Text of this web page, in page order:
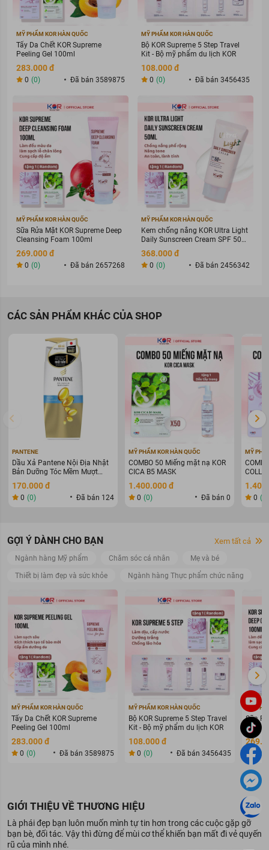
MỸ PHẨM KOR HÀN QUỐC
Tẩy Da Chết KOR Supreme
Peeling Gel 100ml
283.000 đ
0 (0) Đã bán 3589875
MỸ PHẨM KOR HÀN QUỐC
Bộ KOR Supreme 5 Step Travel
Kit - Bộ mỹ phẩm du lịch KOR
108.000 đ
0 (0) Đã bán 3456435
MỸ PHẨM KOR HÀN QUỐC
Sữa Rửa Mặt KOR Supreme Deep
Cleansing Foam 100ml
269.000 đ
0 (0) Đã bán 2657268
MỸ PHẨM KOR HÀN QUỐC
Kem chống nắng KOR Ultra Light
Daily Sunscreen Cream SPF 50+
PA ++++
368.000 đ
0 (0) Đã bán 2456342
CÁC SẢN PHẨM KHÁC CỦA SHOP
PANTENE
Dầu Xả Pantene Nội Địa Nhật
Bản Dưỡng Tóc Mềm Mượt
170.000 đ
0 (0) Đã bán 124
MỸ PHẨM KOR HÀN QUỐC
COMBO 50 Miếng mặt nạ KOR
CICA B5 MASK
1.400.000 đ
0 (0) Đã bán 0
MỸ
0 (0)
GỢI Ý DÀNH CHO BẠN
Ngành hàng Mỹ phẩm Chăm sóc cá nhân Mẹ và bé
Thiết bị làm đẹp và sức khỏe Ngành hàng Thực phẩm chức năng
Xem tất cả
MỸ PHẨM KOR HÀN QUỐC
Tẩy Da Chết KOR Supreme
Peeling Gel 100ml
283.000 đ
0 (0) Đã bán 3589875
MỸ PHẨM KOR HÀN QUỐC
Bộ KOR Supreme 5 Step Travel
Kit - Bộ mỹ phẩm du lịch KOR
108.000 đ
0 (0) Đã bán 3456435
MỸ
Sữa
Deep
0 (0)
GIỚI THIỆU VỀ THƯƠNG HIỆU
Là phái đẹp bạn luôn muốn mình tự tin hơn trong các cuộc gặp gỡ
bạn bè, đối tác. Vậy thì đừng để mùi cơ thể khiến bạn mất đi vẻ quyến
rũ của mình nhé.